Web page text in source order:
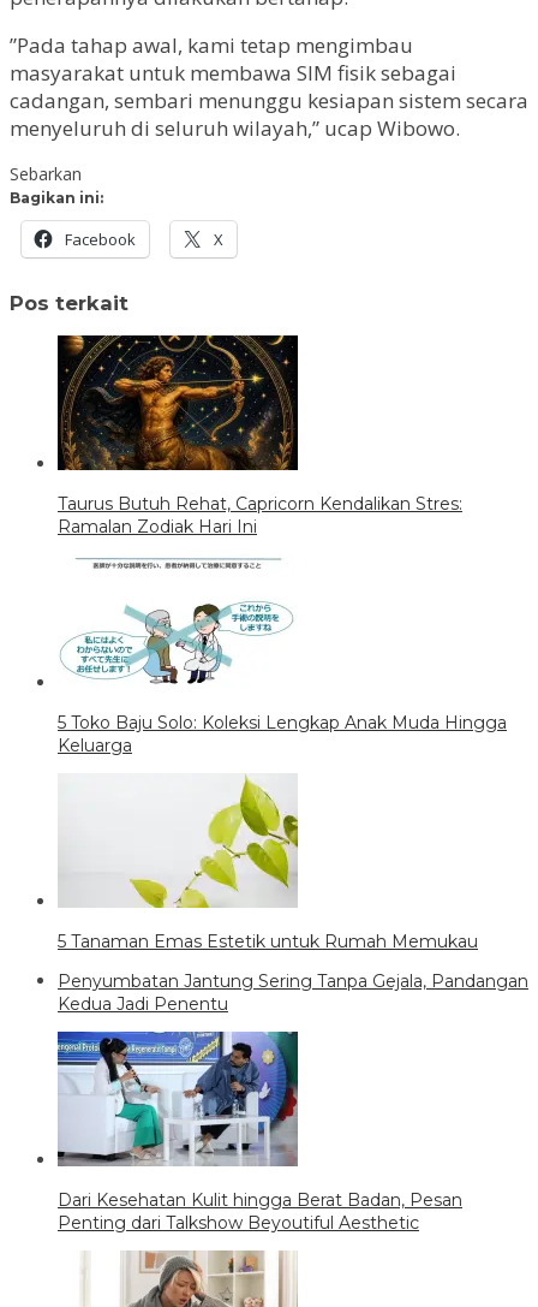
”Pada tahap awal, kami tetap mengimbau
masyarakat untuk membawa SIM fisik sebagai
cadangan, sembari menunggu kesiapan sistem secara
menyeluruh di seluruh wilayah,” ucap Wibowo.
Sebarkan
Bagikan ini:
Facebook X
Pos terkait
Taurus Butuh Rehat, Capricorn Kendalikan Stres:
Ramalan Zodiak Hari Ini
5 Toko Baju Solo: Koleksi Lengkap Anak Muda Hingga
Keluarga
5 Tanaman Emas Estetik untuk Rumah Memukau
Penyumbatan Jantung Sering Tanpa Gejala, Pandangan
Kedua Jadi Penentu
Dari Kesehatan Kulit hingga Berat Badan, Pesan
Penting dari Talkshow Beyoutiful Aesthetic